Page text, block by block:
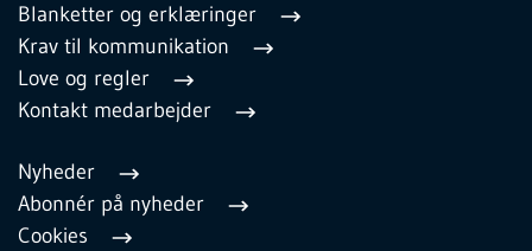
Blanketter og erklæringer
Krav til kommunikation
Love og regler
Kontakt medarbejder
Nyheder
Abonnér på nyheder
Cookies